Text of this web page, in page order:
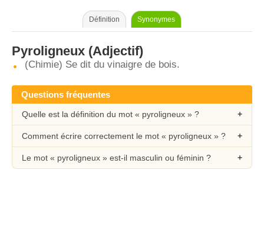
Définition Synonymes
Pyroligneux (Adjectif)
(Chimie) Se dit du vinaigre de bois.
Questions fréquentes
Quelle est la définition du mot « pyroligneux » ?
Comment écrire correctement le mot « pyroligneux » ?
Le mot « pyroligneux » est-il masculin ou féminin ?